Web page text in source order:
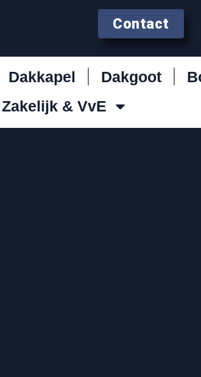
Contact
Dakkapel Dakgoot
Zakelijk & VvE